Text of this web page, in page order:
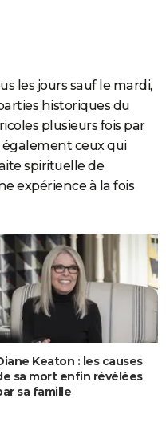
les jours sauf le mardi,
historiques du
plusieurs fois par
également ceux qui
spirituelle de
expérience à la fois
Keaton : les causes
sa mort enfin révélées
sa famille